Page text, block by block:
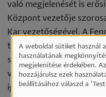
való megjelenését is
Központ vezetője
Kar vezetőségével. A
tevékenységei
szempontok áttekintése
valamint azok integrálása
igénybe, és a különböző
Személyes
adatok
és
A weboldal sütiket használ
használatának
megjelenítése érdekében.
hozzájárulsz ezek
beállításához válaszd a